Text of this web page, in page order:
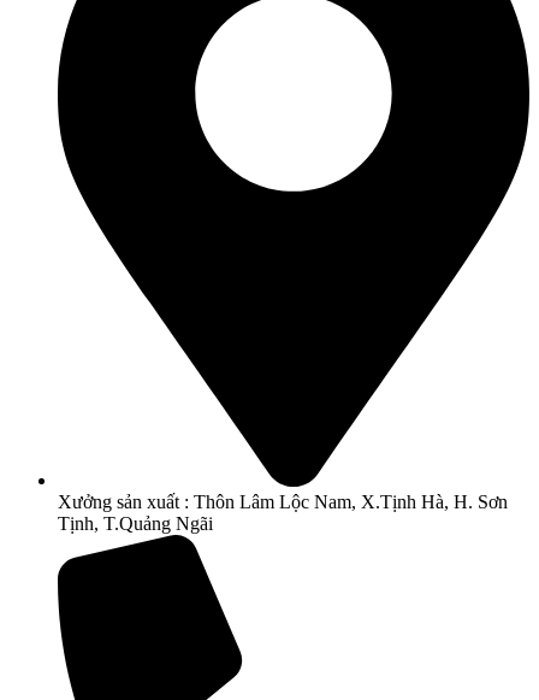
Xưởng sản xuất : Thôn Lâm Lộc Nam, X.Tịnh Hà, H. Sơn
Tịnh, T.Quảng Ngãi